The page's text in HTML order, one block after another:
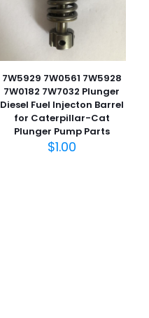
7W5929 7W0561 7W5928
7W0182 7W7032 Plunger
Diesel Fuel Injecton Barrel
for Caterpillar-Cat
Plunger Pump Parts
$1.00